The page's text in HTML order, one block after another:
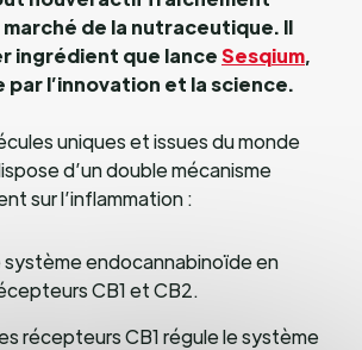
de la nutraceutique. Il
ingrédient que lanceSesqium,
l’innovation et la science.
uniques et issues du monde
d’un double mécanisme
sur l’inflammation :
système endocannabinoïde en
CB1 et CB2.
récepteurs CB1 régule le système